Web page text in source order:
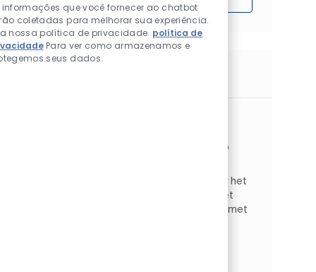
Vendas e varejo
Wij zijn op zoek naar een nieuwe collega voor het
filiaal Bergen op Zoom, in combinatie met het
filiaal Breda! Ben jij een energieke aanpakker met
informações que você fornecer ao chatbot
coletadas para melhorar sua experiência.
nossa política de privacidade. política de
Para ver como armazenamos e
seus dados.